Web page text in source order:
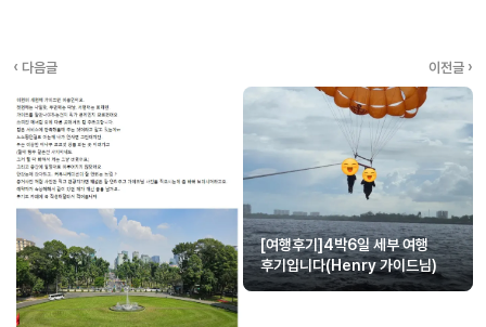
‹ 다음글 이전글 ›
[여행후기]4박6일 세부 여행
후기입니다(Henry 가이드님)